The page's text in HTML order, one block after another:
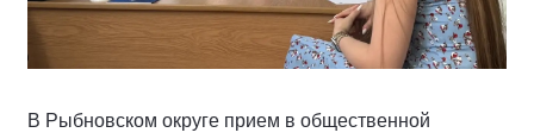
В Рыбновском округе прием в общественной